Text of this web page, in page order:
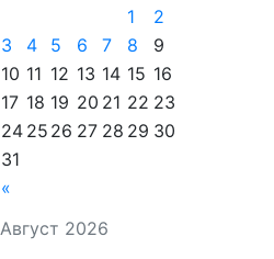
Август 2026
«
1
2
3
4 5 6 7 8
9
10 11 12 13 14 15 16
17 18 19 20 21 22 23
24 25 26 27 28 29 30
31